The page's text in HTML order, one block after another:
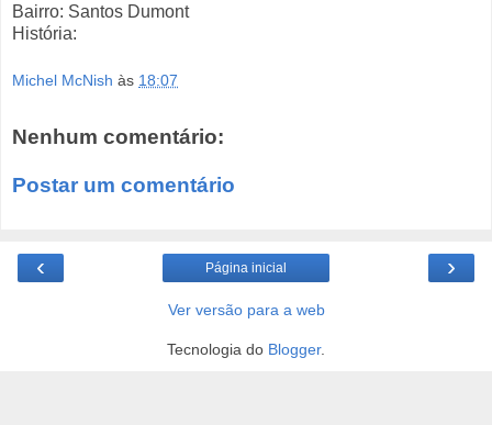
Bairro: Santos Dumont
História:
Michel McNish às 18:07
Nenhum comentário:
Postar um comentário
‹ ›
Página inicial
Ver versão para a web
Tecnologia do Blogger.